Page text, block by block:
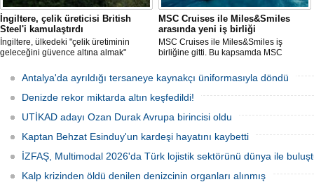
İngiltere, çelik üreticisi British
Steel'i kamulaştırdı
İngiltere, ülkedeki "çelik üretiminin
geleceğini güvence altına almak"
bünyesindeki çelik üreticisi British
Steel'i kamulaştırdı.
MSC Cruises ile Miles&Smiles
arasında yeni iş birliği
MSC Cruises ile Miles&Smiles iş
birliğine gitti. Bu kapsamda MSC
harcanan her 1 Euro için 1 mil kazanma
fırsatı sunulacak.
Antalya'da ayrıldığı tersaneye kaynakçı üniformasıyla döndü
Denizde rekor miktarda altın keşfedildi!
UTİKAD adayı Ozan Durak Avrupa birincisi oldu
Kaptan Behzat Esinduy'un kardeşi hayatını kaybetti
İZFAŞ, Multimodal 2026'da Türk lojistik sektörünü dünya ile
Kalp krizinden öldü denilen denizcinin organları alınmış